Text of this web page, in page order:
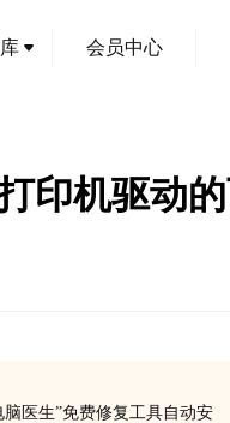
会员中心
印机驱动
医生”免费修复工具自动安